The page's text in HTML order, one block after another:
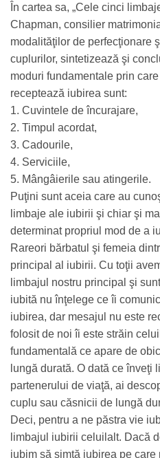
În cartea sa, „Cele cinci
Chapman, consilier
modalităţilor de perfecţionare
cuplurilor, sintetizează şi
moduri fundamentale prin
receptează iubirea sunt:
1. Cuvintele de încurajare,
2. Timpul acordat,
3. Cadourile,
4. Serviciile,
5. Mângâierile sau atingerile.
Puţini sunt aceia care au
limbaje ale iubirii şi chiar şi
determinat propriul mod de a
Rareori bărbatul şi femeia
principal al iubirii. Cu toţii
limbajul nostru principal şi
iubită nu înţelege ce îi
iubirea, dar mesajul nu este
folosit de noi îi este străin
fundamentală ce apare de
lungă durată. O dată ce
partenerului de viaţă, ai
cuplu sau căsnicii de lungă
Deci, pentru a ne păstra vie
limbajul iubirii celuilalt. Dacă
iubim să simtă iubirea pe